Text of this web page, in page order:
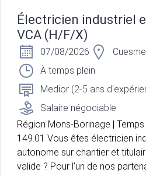
Électricien industriel
VCA (H/F/X)
07/08/2026
À temps plein
Medior (2-5 ans
Salaire négociable
Région Mons-Borinage | Temps
149.01 Vous êtes électricien
autonome sur chantier et
valide ? Pour l'un de nos